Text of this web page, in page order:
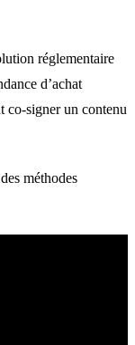
réglementaire
d’achat
co-signer un contenu
méthodes